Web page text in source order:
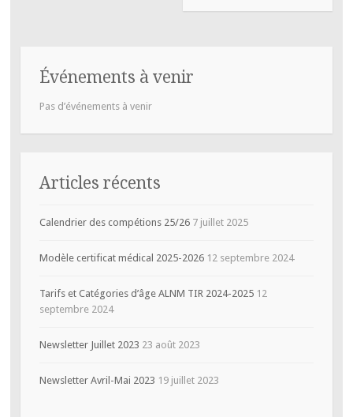
Événements à venir
Pas d’événements à venir
Articles récents
Calendrier des compétions 25/26 7 juillet 2025
Modèle certificat médical 2025-2026 12 septembre 2024
Tarifs et Catégories d’âge ALNM TIR 2024-2025 12
septembre 2024
Newsletter Juillet 2023 23 août 2023
Newsletter Avril-Mai 2023 19 juillet 2023